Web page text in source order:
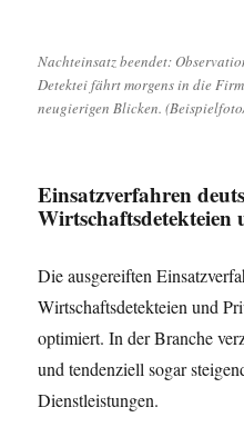
Nachteinsatz beendet:
Detektei fährt morgens in die
neugierigen Blicken.
Einsatzverfahren
Wirtschaftsdetekteien
Die ausgereiften
Wirtschaftsdetekteien und
optimiert. In der Branche
und tendenziell sogar
Dienstleistungen.